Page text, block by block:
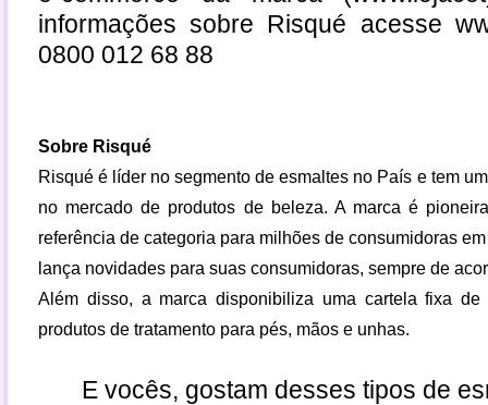
informações sobre Risqué acesse
0800 012 68 88
Sobre Risqué
Risqué é líder no segmento de esmaltes no País e tem
no mercado de produtos de beleza. A marca é
referência de categoria para milhões de consumidoras
lança novidades para suas consumidoras, sempre de
Além disso, a marca disponibiliza uma cartela fixa
produtos de tratamento para pés, mãos e unhas.
E vocês, gostam desses tipos de